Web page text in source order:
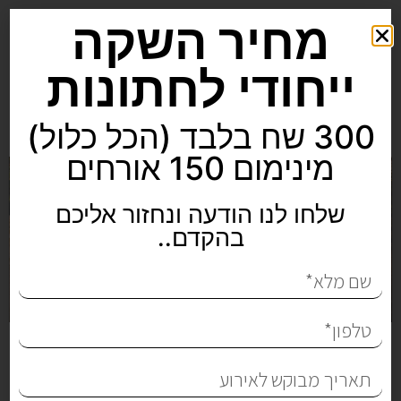
3 טיפים לבחירת גן אירועים
מחיר השקה
ייחודי לחתונות
300 שח בלבד (הכל כלול)
מינימום 150 אורחים
שלחו לנו הודעה ונחזור אליכם
בהקדם..